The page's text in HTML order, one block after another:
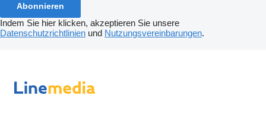
Abonnieren
Indem Sie hier klicken, akzeptieren Sie unsere
Datenschutzrichtlinien und Nutzungsvereinbarungen.